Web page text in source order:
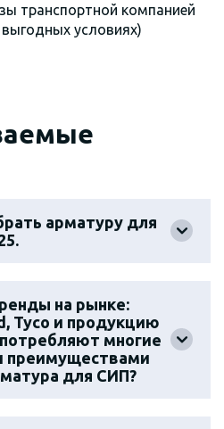
транспортной компанией
условиях)
арматуру для
на рынке:
Tyco и продукцию
многие
преимуществами
для СИП?